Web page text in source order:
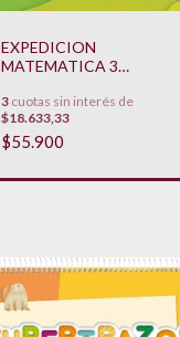
EXPEDICION
MATEMATICA 3
3cuotas sin interés de
$18.633,33
$55.900